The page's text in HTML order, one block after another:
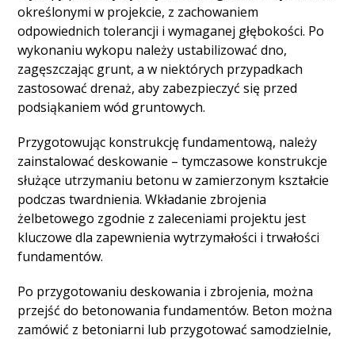
określonymi w projekcie, z zachowaniem
odpowiednich tolerancji i wymaganej głębokości. Po
wykonaniu wykopu należy ustabilizować dno,
zagęszczając grunt, a w niektórych przypadkach
zastosować drenaż, aby zabezpieczyć się przed
podsiąkaniem wód gruntowych.
Przygotowując konstrukcję fundamentową, należy
zainstalować deskowanie – tymczasowe konstrukcje
służące utrzymaniu betonu w zamierzonym kształcie
podczas twardnienia. Wkładanie zbrojenia
żelbetowego zgodnie z zaleceniami projektu jest
kluczowe dla zapewnienia wytrzymałości i trwałości
fundamentów.
Po przygotowaniu deskowania i zbrojenia, można
przejść do betonowania fundamentów. Beton można
zamówić z betoniarni lub przygotować samodzielnie,